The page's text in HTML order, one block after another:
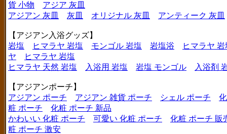
貨 小物
アジア 灰皿
アジアン 灰皿
灰皿 オリジナル 灰皿 アンティーク 灰皿
【アジアン入浴グッズ】
岩塩
ヒマラヤ 岩塩 モンゴル 岩塩 岩塩浴
ヒマラヤ
ヤ
ヒマラヤ 岩塩
ヒマラヤ 天然 岩塩
入浴用 岩塩 岩塩 モンゴル 入浴剤
【アジアンポーチ】
アジアン ポーチ
アジアン 雑貨 ポーチ シェル ポーチ
粧 ポーチ
化粧 ポーチ 新品
かわいい 化粧 ポーチ
可愛い 化粧 ポーチ
化粧 ポーチ 販
粧 ポーチ 激安